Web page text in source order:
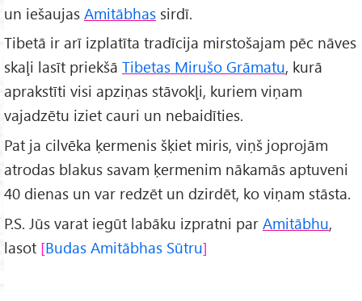
un iešaujas Amitābhas sirdī.
Tibetā ir arī izplatīta tradīcija mirstošajam pēc nāves
skaļi lasīt priekšā Tibetas Mirušo Grāmatu, kurā
aprakstīti visi apziņas stāvokļi, kuriem viņam
vajadzētu iziet cauri un nebaidīties.
Pat ja cilvēka ķermenis šķiet miris, viņš joprojām
atrodas blakus savam ķermenim nākamās aptuveni
40 dienas un var redzēt un dzirdēt, ko viņam stāsta.
P.S. Jūs varat iegūt labāku izpratni par Amitābhu,
lasot Budas Amitābhas Sūtru